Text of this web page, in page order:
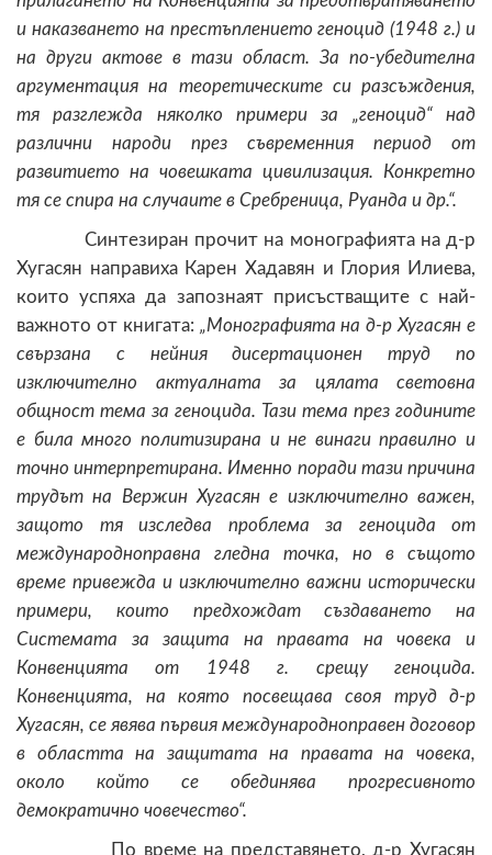
и наказването на престъплението геноцид (1948 г.) и
на други актове в тази област. За по-убедителна
аргументация на теоретическите си разсъждения,
тя разглежда няколко примери за „геноцид“ над
различни народи през съвременния период от
развитието на човешката цивилизация. Конкретно
тя се спира на случаите в Сребреница, Руанда и др.“.
Синтезиран прочит на монографията на д-р
Хугасян направиха Карен Хадавян и Глория Илиева,
които успяха да запознаят присъстващите с най-
важното от книгата: „Монографията на д-р Хугасян е
свързана с нейния дисертационен труд по
изключително актуалната за цялата световна
общност тема за геноцида. Тази тема през годините
е била много политизирана и не винаги правилно и
точно интерпретирана. Именно поради тази причина
трудът на Вержин Хугасян е изключително важен,
защото тя изследва проблема за геноцида от
международноправна гледна точка, но в същото
време привежда и изключително важни исторически
примери, които предхождат създаването на
Системата за защита на правата на човека и
Конвенцията от 1948 г. срещу геноцида.
Конвенцията, на която посвещава своя труд д-р
Хугасян, се явява първия международноправен договор
в областта на защитата на правата на човека,
около който се обединява прогресивното
демократично човечество“.
По време на представянето, д-р Хугасян